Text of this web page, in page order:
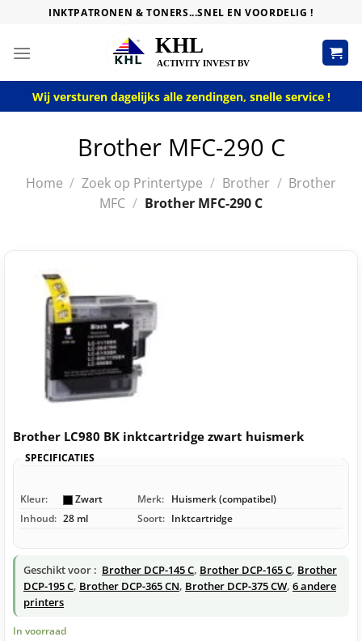
content
INKTPATRONEN & TONERS...SNEL EN VOORDELIG !
Wij versturen dagelijks alle zendingen, snelle service !
Brother MFC-290 C
Home / Zoek op Printertype / Brother / Brother
MFC / Brother MFC-290 C
Brother LC980 BK inktcartridge zwart huismerk
SPECIFICATIES
Kleur: Zwart Merk: Huismerk (compatibel)
Inhoud: 28 ml Soort: Inktcartridge
Geschikt voor : Brother DCP-145 C, Brother DCP-165 C, Brother
DCP-195 C, Brother DCP-365 CN, Brother DCP-375 CW, 6 andere
printers
In voorraad